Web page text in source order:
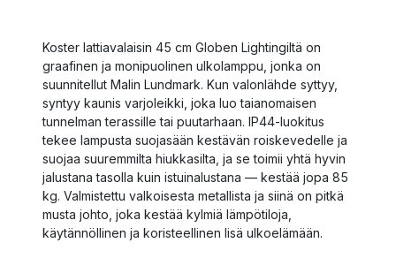
Koster lattiavalaisin 45 cm Globen Lightingiltä on
graafinen ja monipuolinen ulkolamppu, jonka on
suunnitellut Malin Lundmark. Kun valonlähde syttyy,
syntyy kaunis varjoleikki, joka luo taianomaisen
tunnelman terassille tai puutarhaan. IP44-luokitus
tekee lampusta suojasään kestävän roiskevedelle ja
suojaa suuremmilta hiukkasilta, ja se toimii yhtä hyvin
jalustana tasolla kuin istuinalustana — kestää jopa 85
kg. Valmistettu valkoisesta metallista ja siinä on pitkä
musta johto, joka kestää kylmiä lämpötiloja,
käytännöllinen ja koristeellinen lisä ulkoelämään.